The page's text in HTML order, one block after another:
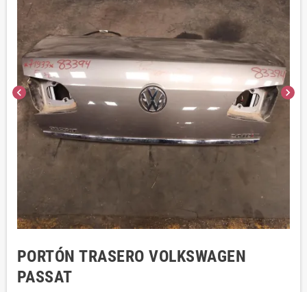
chevron_left chevron_right
PORTÓN TRASERO VOLKSWAGEN
PASSAT